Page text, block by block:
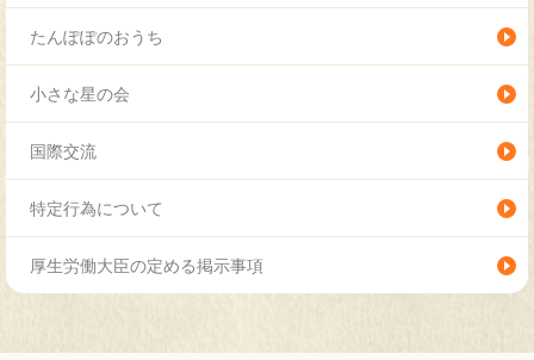
たんぽぽのおうち
小さな星の会
国際交流
特定行為について
厚生労働大臣の定める掲示事項